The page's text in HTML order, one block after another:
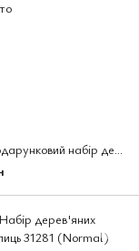
20617 Подарунковий набір дерев'яних знімних спиць Deluxe Symfonie Rose KnitPro